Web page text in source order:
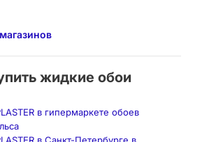
жидкие обои
в гипермаркете обоев